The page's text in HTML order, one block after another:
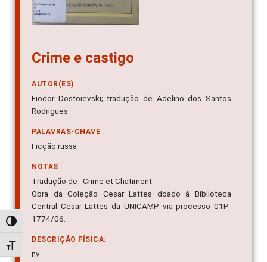
Alternar alto contraste
Alternar tamanho da fonte
Crime e castigo
AUTOR(ES)
Fiodor Dostoievski; tradução de Adelino dos Santos
Rodrigues
PALAVRAS-CHAVE
Ficção russa
NOTAS
Tradução de : Crime et Chatiment
Obra da Coleção Cesar Lattes doado à Biblioteca
Central Cesar Lattes da UNICAMP via processo 01P-
1774/06.
DESCRIÇÃO FÍSICA:
nv